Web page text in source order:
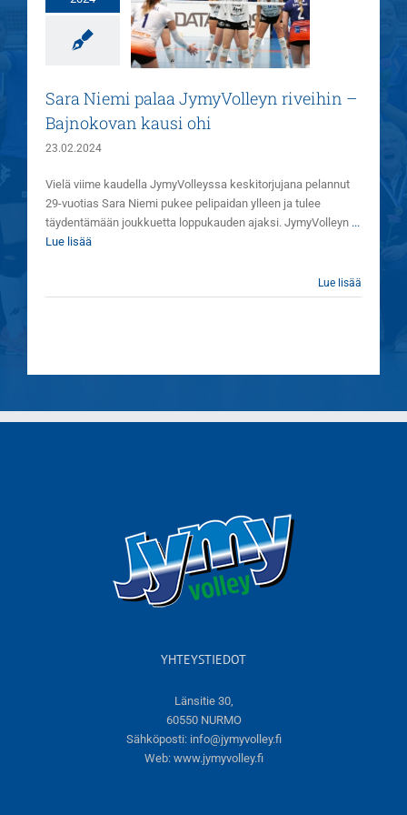
riveihin
kausi
Sara Niemi palaa JymyVolleyn riveihin –
Bajnokovan kausi ohi
23.02.2024
Vielä viime kaudella JymyVolleyssa keskitorjujana pelannut
29-vuotias Sara Niemi pukee pelipaidan ylleen ja tulee
täydentämään joukkuetta loppukauden ajaksi. JymyVolleyn ...
Lue lisää
Lue lisää
YHTEYSTIEDOT
Länsitie 30,
60550 NURMO
Sähköposti: info@jymyvolley.fi
Web: www.jymyvolley.fi